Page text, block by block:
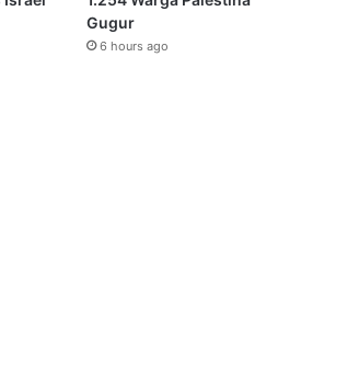
Gugur
6 hours ago